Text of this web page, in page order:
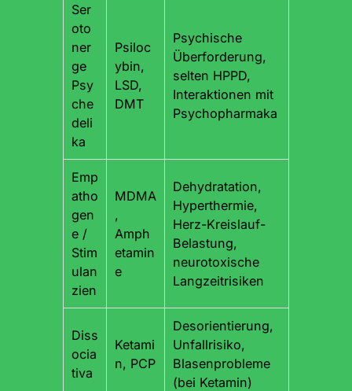
Ser
oto
ner
ge
Psy
che
deli
ka
Psiloc
ybin,
LSD,
DMT
Psychische
Überforderung,
selten HPPD,
Interaktionen mit
Psychopharmaka
Emp
atho
gen
e /
Stim
ulan
zien
MDMA
,
Amph
etamin
e
Dehydratation,
Hyperthermie,
Herz-Kreislauf-
Belastung,
neurotoxische
Langzeitrisiken
Diss
ocia
tiva
Ketami
n, PCP
Desorientierung,
Unfallrisiko,
Blasenprobleme
(bei Ketamin)